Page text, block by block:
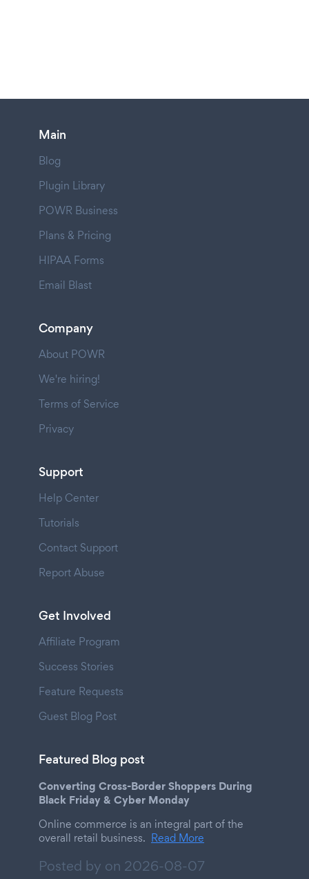
Main
Blog
Plugin Library
POWR Business
Plans & Pricing
HIPAA Forms
Email Blast
Company
About POWR
We're hiring!
Terms of Service
Privacy
Support
Help Center
Tutorials
Contact Support
Report Abuse
Get Involved
Affiliate Program
Success Stories
Feature Requests
Guest Blog Post
Featured Blog post
Converting Cross-Border Shoppers During
Black Friday & Cyber Monday
Online commerce is an integral part of the
overall retail business. Read More
Posted by on 2026-08-07